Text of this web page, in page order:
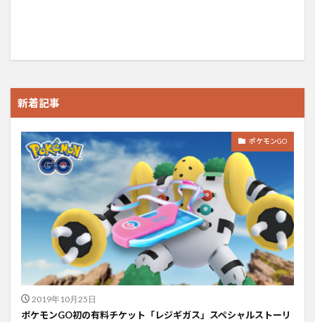
新着記事
ポケモンGO
2019年10月25日
ポケモンGO初の有料チケット「レジギガス」スペシャルストーリ